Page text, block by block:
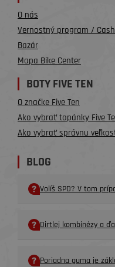
O nás
Vernostný program /
Bazár
Mapa Bike Center
BOTY FIVE TEN
O značke Five Ten
Ako vybrať topánky Five
Ako vybrať správnu
BLOG
Volíš SPD? V tom
Dirtlej kombinézy a
Poriadna guma je